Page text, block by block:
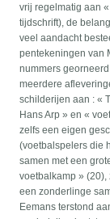
vrij regelmatig aan
tijdschrift), de
veel aandacht
pentekeningen van
nummers
meerdere
schilderijen aan : «
Hans Arp » en «
zelfs een eigen
(voetbalspelers die
samen met een
voetbalkamp »
een zonderlinge
Eemans terstond